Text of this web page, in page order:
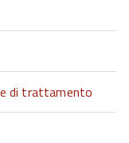
di trattamento